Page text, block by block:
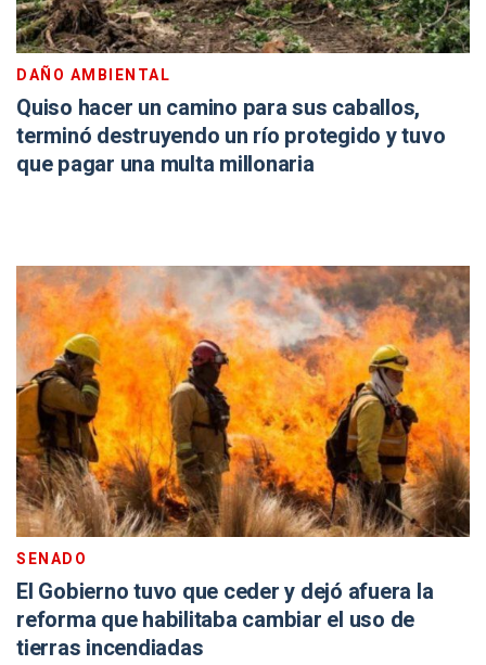
DAÑO AMBIENTAL
Quiso hacer un camino para sus caballos,
terminó destruyendo un río protegido y tuvo
que pagar una multa millonaria
SENADO
El Gobierno tuvo que ceder y dejó afuera la
reforma que habilitaba cambiar el uso de
tierras incendiadas